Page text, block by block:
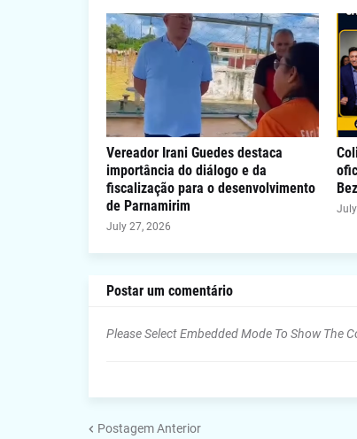
Vereador Irani Guedes destaca
importância do diálogo e da
fiscalização para o desenvolvimento
de Parnamirim
July 27, 2026
Postar um comentário
Please Select Embedded Mode To Show The
Postagem Anterior